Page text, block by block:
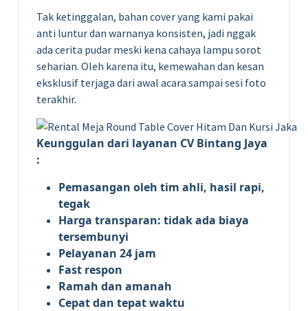
Tak ketinggalan, bahan cover yang kami pakai
anti luntur dan warnanya konsisten, jadi nggak
ada cerita pudar meski kena cahaya lampu sorot
seharian. Oleh karena itu, kemewahan dan kesan
eksklusif terjaga dari awal acara sampai sesi foto
terakhir.
Keunggulan dari layanan CV Bintang Jaya
:
Pemasangan oleh tim ahli, hasil rapi,
tegak
Harga transparan: tidak ada biaya
tersembunyi
Pelayanan 24 jam
Fast respon
Ramah dan amanah
Cepat dan tepat waktu